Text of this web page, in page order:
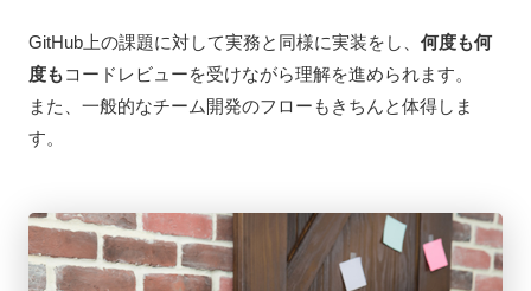
GitHub上の課題に対して実務と同様に実装をし、 何度も何
度もコードレビューを受けながら理解を進められます。
また、一般的なチーム開発のフローもきちんと体得しま
す。